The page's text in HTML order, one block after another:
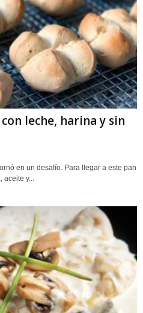
leche, harina y sin
en un desafío. Para llegar a este pan
aceite y...